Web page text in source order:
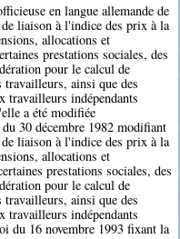
en langue allemande de
liaison à l'indice des prix à la
allocations et
prestations sociales, des
pour le calcul de
travailleurs, ainsi que des
travailleurs indépendants
a été modifiée
30 décembre 1982 modifiant
liaison à l'indice des prix à la
allocations et
prestations sociales, des
pour le calcul de
travailleurs, ainsi que des
travailleurs indépendants
du 16 novembre 1993 fixant la